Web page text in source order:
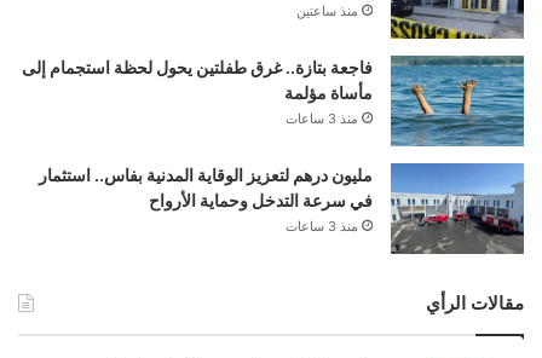
منذ ساعتين
فاجعة بتازة.. غرق طفلتين يحول لحظة استجمام إلى
مأساة مؤلمة
منذ 3 ساعات
مليون درهم لتعزيز الوقاية المدنية بفاس.. استثمار
في سرعة التدخل وحماية الأرواح
منذ 3 ساعات
مقالات الرأي